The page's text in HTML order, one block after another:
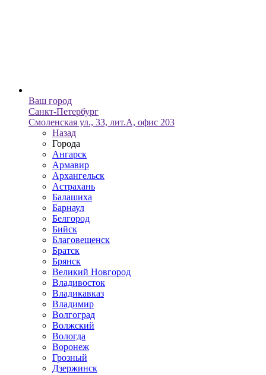
Ваш город
Санкт-Петербург
Смоленская ул., 33, лит.А, офис 203
Назад
Города
Ангарск
Армавир
Архангельск
Астрахань
Балашиха
Барнаул
Белгород
Бийск
Благовещенск
Братск
Брянск
Великий Новгород
Владивосток
Владикавказ
Владимир
Волгоград
Волжский
Вологда
Воронеж
Грозный
Дзержинск